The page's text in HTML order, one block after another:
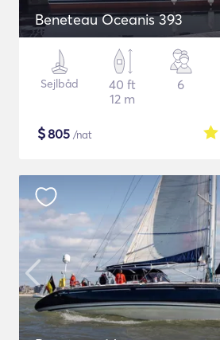
Beneteau Oceanis 393
Sejlbåd
40 ft
12 m
6
$805 /nat